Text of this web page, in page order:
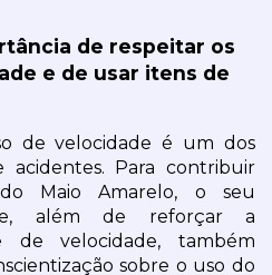
de respeitar os
e de usar itens de
de velocidade é um dos
acidentes. Para contribuir
Maio Amarelo, o seu
além de reforçar a
de velocidade, também
sobre o uso do